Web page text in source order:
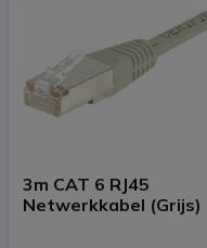
3m CAT 6 RJ45
Netwerkkabel (Grijs)